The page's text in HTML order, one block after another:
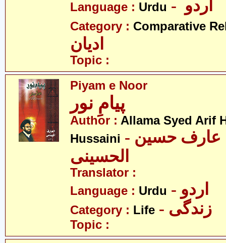
Language : Urdu
Category : Comparative
ادیان
Topic :
Piyam e Noor
پیامِ نور
Author : Allama Syed Arif
Hussaini - علامہ سید عارف حسین
الحسینی
Translator :
Language : Urdu - اردو
Category : Life - زندگی
Topic :